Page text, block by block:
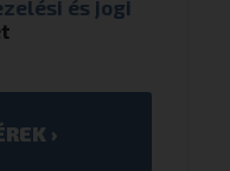
és jogi